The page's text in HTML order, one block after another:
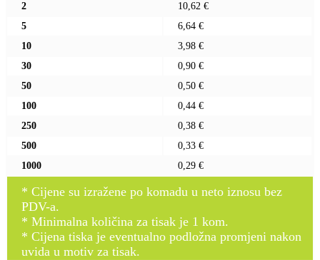
2
10,62 €
5
6,64 €
10
3,98 €
30
0,90 €
50
0,50 €
100
0,44 €
250
0,38 €
500
0,33 €
1000
0,29 €
* Cijene su izražene po komadu u neto iznosu bez
PDV-a.
* Minimalna količina za tisak je 1 kom.
* Cijena tiska je eventualno podložna promjeni nakon
uvida u motiv za tisak.